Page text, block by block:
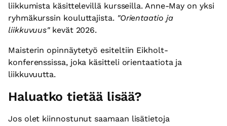
liikkumista käsittelevillä kursseilla. Anne-May on yksi
ryhmäkurssin kouluttajista. "Orientaatio ja
liikkuvuus" kevät 2026.
Maisterin opinnäytetyö esiteltiin Eikholt-
konferenssissa, joka käsitteli orientaatiota ja
liikkuvuutta.
Haluatko tietää lisää?
Jos olet kiinnostunut saamaan lisätietoja